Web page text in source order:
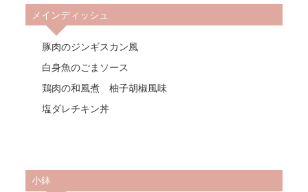
メインディッシュ
豚肉のジンギスカン風
白身魚のごまソース
鶏肉の和風煮 柚子胡椒風味
塩ダレチキン丼
小鉢